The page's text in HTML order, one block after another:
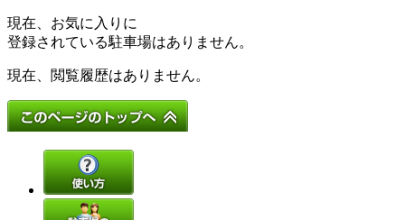
現在、お気に入りに
登録されている駐車場はありません。
現在、閲覧履歴はありません。